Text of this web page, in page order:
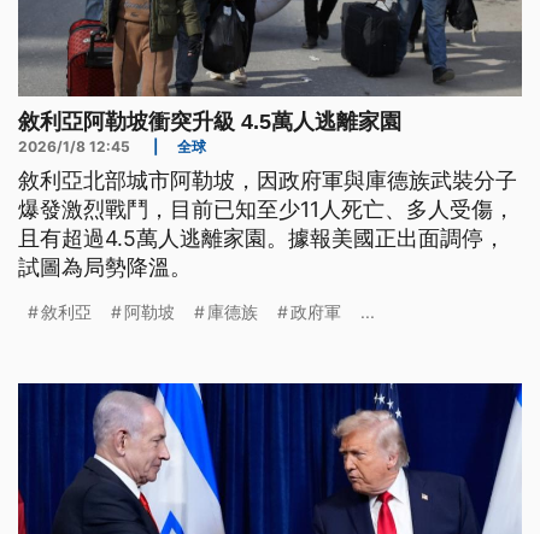
敘利亞阿勒坡衝突升級 4.5萬人逃離家園
2026/1/8 12:45 全球
敘利亞北部城市阿勒坡，因政府軍與庫德族武裝分子
爆發激烈戰鬥，目前已知至少11人死亡、多人受傷，
且有超過4.5萬人逃離家園。據報美國正出面調停，
試圖為局勢降溫。
敘利亞 阿勒坡 庫德族 政府軍 ...